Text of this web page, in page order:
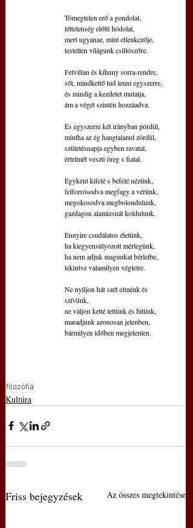
Tömegtelen erő a gondolat,
léttelenség előtti hódolat,
mert ugyanaz, mint ellenkezője,
testetlen világunk csillószőre.
Felvillan és kihuny sorra-rendre,
sőt, mindkettő tud lenni egyszerre,
és mindig a kezdetet mutatja,
ám a végét szintén hozzáadva.
És egyszerre két irányban pördül,
mintha az ég hangtalanul zördül,
születésnapja egyben ravatal,
értelmét veszti öreg s fiatal.
Egyként kifelé s befelé nézünk,
felforrósodva megfagy a vérünk,
megokosodva megbolondulunk,
gazdagon alamizsnát koldulunk.
Ennyire csudálatos életünk,
ha kiegyensúlyozott mérlegünk,
ha nem adjuk magunkat bérletbe,
tekintve valamilyen végletre.
Ne nyíljon hát szét elménk és
szívünk,
ne váljon ketté tettünk és hitünk,
maradjunk azonosan jelenben,
bármilyen időben megjelenten.
filozófia
Kultúra
Friss bejegyzések Az összes megtekintése